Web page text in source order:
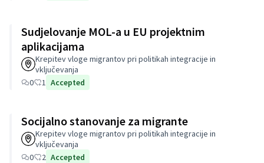
Sudjelovanje MOL-a u EU projektnim
aplikacijama
Krepitev vloge migrantov pri politikah integracije in
vključevanja
0
1 Accepted
Socijalno stanovanje za migrante
Krepitev vloge migrantov pri politikah integracije in
vključevanja
0
2 Accepted